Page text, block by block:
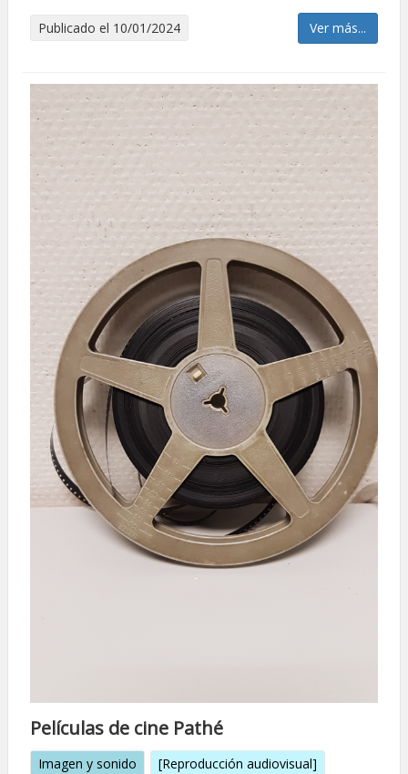
Publicado el 10/01/2024 Ver más...
Películas de cine Pathé
Imagen y sonido [Reproducción audiovisual]